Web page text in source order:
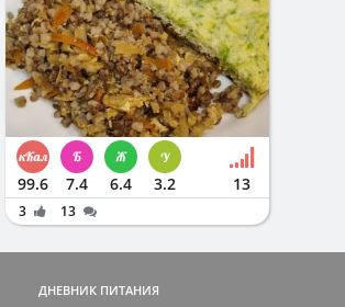
99.6 7.4 6.4 3.2 13
3 13
ДНЕВНИК ПИТАНИЯ